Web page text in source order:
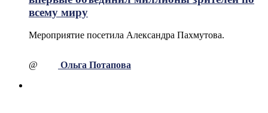
всему миру
Мероприятие посетила Александра Пахмутова.
@ Ольга Потапова